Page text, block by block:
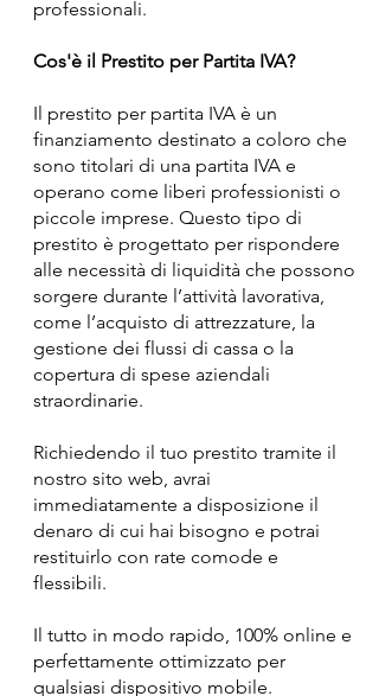
professionali.
Cos'è il Prestito per Partita IVA?
Il prestito per partita IVA è un
finanziamento destinato a coloro che
sono titolari di una partita IVA e
operano come liberi professionisti o
piccole imprese. Questo tipo di
prestito è progettato per rispondere
alle necessità di liquidità che possono
sorgere durante l’attività lavorativa,
come l’acquisto di attrezzature, la
gestione dei flussi di cassa o la
copertura di spese aziendali
straordinarie.
Richiedendo il tuo prestito tramite il
nostro sito web, avrai
immediatamente a disposizione il
denaro di cui hai bisogno e potrai
restituirlo con rate comode e
flessibili.
Il tutto in modo rapido, 100% online e
perfettamente ottimizzato per
qualsiasi dispositivo mobile.